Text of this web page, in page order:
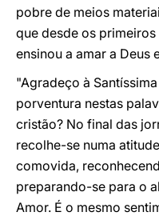
pobre de meios
que desde os
ensinou a amar a Deus
"Agradeço à
porventura nestas
cristão? No final das
recolhe-se numa
comovida,
preparando-se para o
Amor. É o mesmo